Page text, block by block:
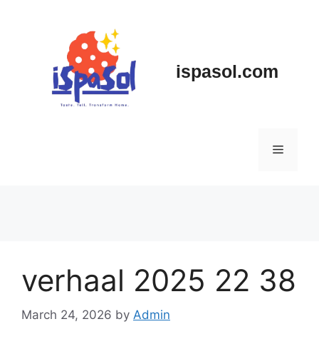
ispasol.com
Menu
verhaal 2025 22 38
March 24, 2026 by Admin